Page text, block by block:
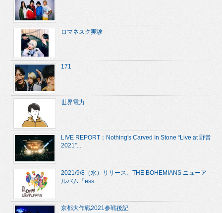
ロマネスク実験
171
世界電力
LIVE REPORT：Nothing's Carved In Stone “Live at 野音
2021”...
2021/9/8（水）リリース、THE BOHEMIANS ニューア
ルバム『ess...
京都大作戦2021参戦後記